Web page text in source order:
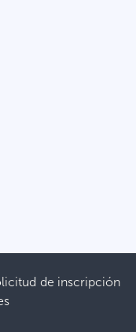
de inscripción